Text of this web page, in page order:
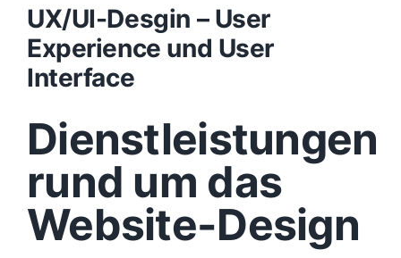
Konzept
Design
Content
Funktionen
Aufbau
UX/UI-Desgin – User
Experience und User
Interface
Dienstleistungen
rund um das
Website-Design